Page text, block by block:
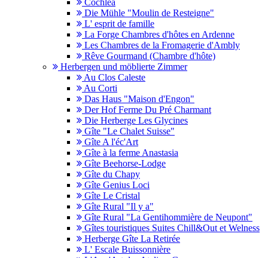
Cochlea
Die Mühle "Moulin de Resteigne"
L' esprit de famille
La Forge Chambres d'hôtes en Ardenne
Les Chambres de la Fromagerie d'Ambly
Rêve Gourmand (Chambre d'hôte)
Herbergen und möblierte Zimmer
Au Clos Caleste
Au Corti
Das Haus "Maison d'Engon"
Der Hof Ferme Du Pré Charmant
Die Herberge Les Glycines
Gîte "Le Chalet Suisse"
Gîte A l'éc'Art
Gîte à la ferme Anastasia
Gîte Beehorse-Lodge
Gîte du Chapy
Gîte Genius Loci
Gîte Le Cristal
Gîte Rural "Il y a"
Gîte Rural "La Gentihommière de Neupont"
Gîtes touristiques Suites Chill&Out et Welness
Herberge Gîte La Retirée
L' Escale Buissonnière